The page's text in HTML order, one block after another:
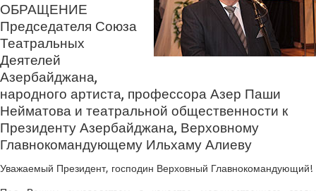
ОБРАЩЕНИЕ
Председателя Союза
Театральных
Деятелей
Азербайджана,
народного артиста, профессора Азер Паши
Нейматова и театральной общественности к
Президенту Азербайджана, Верховному
Главнокомандующему Ильхаму Алиеву
Уважаемый Президент, господин Верховный Главнокомандующий!